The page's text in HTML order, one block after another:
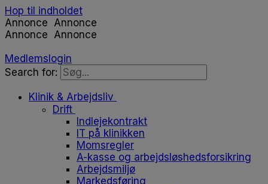
Hop til indholdet
Annonce Annonce
Annonce Annonce
Medlemslogin
Search for:
Klinik & Arbejdsliv
Drift
Indlejekontrakt
IT på klinikken
Momsregler
A-kasse og arbejdsløshedsforsikring
Arbejdsmiljø
Markedsføring